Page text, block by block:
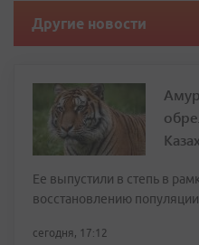
Другие новости
Ее выпустили в степь в
восстановлению популяции
сегодня, 17:12